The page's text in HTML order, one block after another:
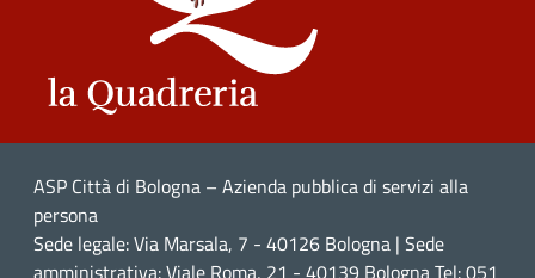
ASP Città di Bologna – Azienda pubblica di servizi alla
persona
Sede legale: Via Marsala, 7 - 40126 Bologna | Sede
amministrativa: Viale Roma, 21 - 40139 Bologna Tel: 051